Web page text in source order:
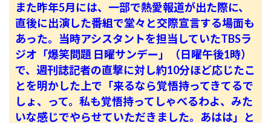
また昨年5月には、一部で熱愛報道が出た際に、
直後に出演した番組で堂々と交際宣言する場面も
あった。当時アシスタントを担当していたTBSラ
ジオ「爆笑問題 日曜サンデー」（日曜午後1時）
で、週刊誌記者の直撃に対し約10分ほど応じたこ
とを明かした上で「来るなら覚悟持ってきてるで
しょ、って。私も覚悟持ってしゃべるわよ、みた
いな感じでやらせていただきました。あはは」と